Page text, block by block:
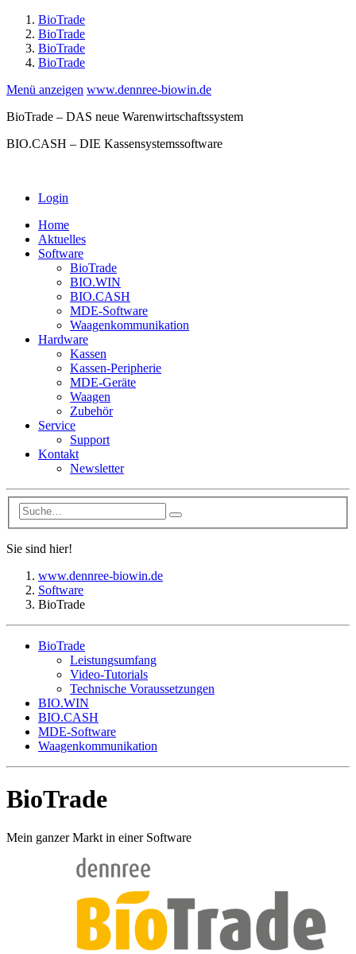
BioTrade
BioTrade
BioTrade
BioTrade
Menü anzeigen www.dennree-biowin.de
BioTrade – DAS neue Warenwirtschaftssystem
BIO.CASH – DIE Kassensystemssoftware
Login
Home
Aktuelles
Software
BioTrade
BIO.WIN
BIO.CASH
MDE-Software
Waagenkommunikation
Hardware
Kassen
Kassen-Peripherie
MDE-Geräte
Waagen
Zubehör
Service
Support
Kontakt
Newsletter
Sie sind hier!
www.dennree-biowin.de
Software
BioTrade
BioTrade
Leistungsumfang
Video-Tutorials
Technische Voraussetzungen
BIO.WIN
BIO.CASH
MDE-Software
Waagenkommunikation
BioTrade
Mein ganzer Markt in einer Software